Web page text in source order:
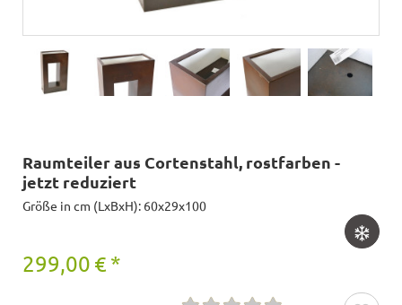
Raumteiler aus Cortenstahl, rostfarben -
jetzt reduziert
Größe in cm (LxBxH): 60x29x100
299,00 € *